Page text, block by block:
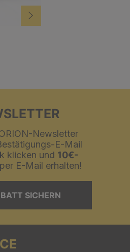
Newsletter
E-Mail
klicken und 10€-
per E-Mail erhalten!
SICHERN